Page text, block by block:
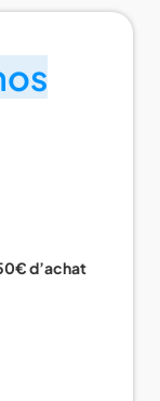
d’achat